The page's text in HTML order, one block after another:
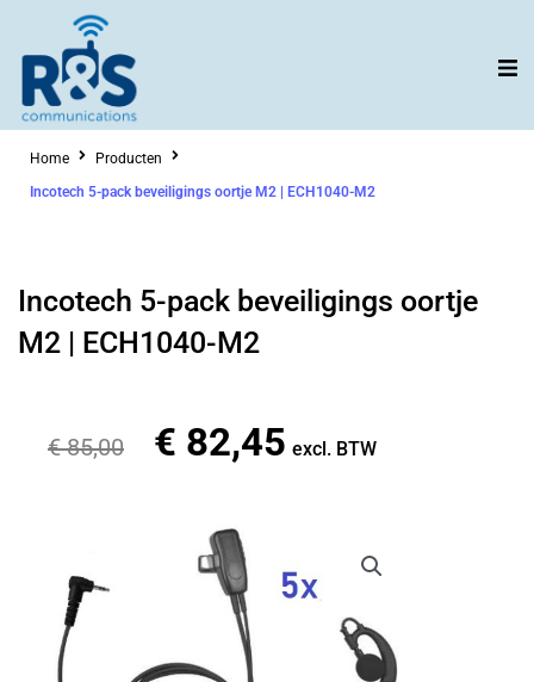
inhoud
Home
Producten
Incotech 5-pack beveiligings oortje M2 | ECH1040-M2
Incotech 5-pack beveiligings oortje
M2 | ECH1040-M2
€85,00
Oorspronkelijke
€ 85,00.
€ 82,45 Huidige
excl. BTW